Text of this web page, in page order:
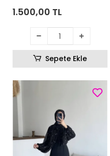
1.500,00 TL
Sepete Ekle